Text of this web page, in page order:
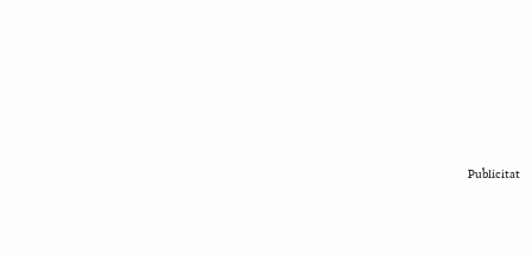
Publicitat